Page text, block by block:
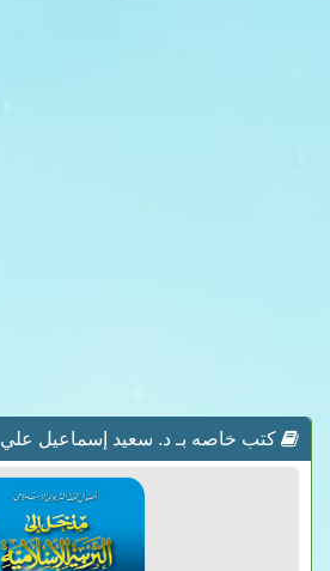
كتب خاصه بـ د. سعيد إسماعيل علي